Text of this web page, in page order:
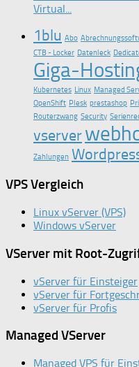
Virtual...
1blu Abo
CTB - Locker Datenleck
Giga-
Kubernetes Linux Managed
OpenShift Plesk prestashop
Routerzwang Security
vserver
Zahlungen
VPS Vergleich
Linux vServer (VPS)
Windows vServer
VServer mit Root-
vServer für Einsteiger
vServer für
vServer für Profis
Managed VServer
Managed VPS für